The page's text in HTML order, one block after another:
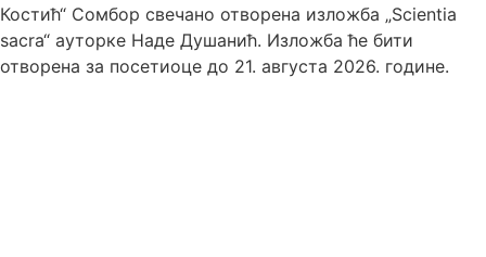
Костић“ Сомбор свечано отворена изложба „Scientia
sacra“ ауторке Наде Душанић. Изложба ће бити
отворена за посетиоце до 21. августа 2026. године.